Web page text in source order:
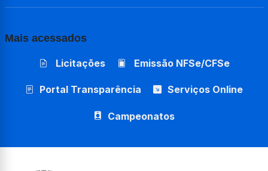
Mais acessados
Licitações Emissão NFSe/CFSe
Portal Transparência Serviços Online
Campeonatos